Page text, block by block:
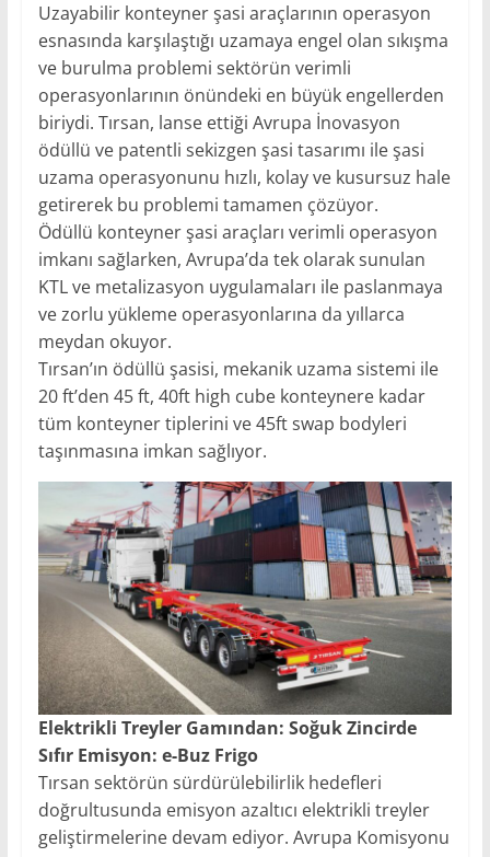
Uzayabilir konteyner şasi araçlarının operasyon
esnasında karşılaştığı uzamaya engel olan sıkışma
ve burulma problemi sektörün verimli
operasyonlarının önündeki en büyük engellerden
biriydi. Tırsan, lanse ettiği Avrupa İnovasyon
ödüllü ve patentli sekizgen şasi tasarımı ile şasi
uzama operasyonunu hızlı, kolay ve kusursuz hale
getirerek bu problemi tamamen çözüyor.
Ödüllü konteyner şasi araçları verimli operasyon
imkanı sağlarken, Avrupa’da tek olarak sunulan
KTL ve metalizasyon uygulamaları ile paslanmaya
ve zorlu yükleme operasyonlarına da yıllarca
meydan okuyor.
Tırsan’ın ödüllü şasisi, mekanik uzama sistemi ile
20 ft’den 45 ft, 40ft high cube konteynere kadar
tüm konteyner tiplerini ve 45ft swap bodyleri
taşınmasına imkan sağlıyor.
Elektrikli Treyler Gamından: Soğuk Zincirde
Sıfır Emisyon: e-Buz Frigo
Tırsan sektörün sürdürülebilirlik hedefleri
doğrultusunda emisyon azaltıcı elektrikli treyler
geliştirmelerine devam ediyor. Avrupa Komisyonu